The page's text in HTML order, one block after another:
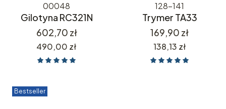
00048
Gilotyna RC321N
Cena
602,70 zł
Cena
490,00 zł
128-141
Trymer TA33
Cena
169,90 zł
Cena
138,13 zł
Bestseller